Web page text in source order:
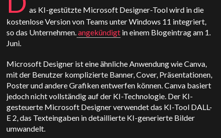
as KI-gestützte Microsoft Designer-Tool wird in die
kostenlose Version von Teams unter Windows 11 integriert,
so das Unternehmen.angekündigt in einem Blogeintrag am 1.
Juni.
Microsoft Designer ist eine ähnliche Anwendung wie Canva,
mit der Benutzer komplizierte Banner, Cover, Präsentationen,
Poster und andere Grafiken entwerfen können. Canva basiert
jedoch nicht vollständig auf der KI-Technologie. Der KI-
gesteuerte Microsoft Designer verwendet das KI-Tool DALL-
E 2, das Texteingaben in detaillierte KI-generierte Bilder
umwandelt.